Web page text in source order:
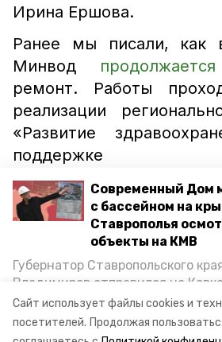
Сайт использует файлы cookies и
посетителей. Продолжая
Современный Дом
с бассейном на
Ставрополья
объекты на КМВ
Губернатор Ставропольского
Владимиров отправился на
Минеральные Воды, чтобы
строительство объектов в
Минводах, а также выслушать
Ирина Ершова.
Ранее мы писали, как
Минвод
продолжается
ремонт. Работы
реализации
«Развитие
поддержке
Ставропольского
Владимирова.
вакцинация
больница минводы больница
минводы минераловодская